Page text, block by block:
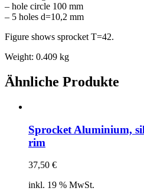
– hole circle 100 mm
– 5 holes d=10,2 mm
Figure shows sprocket T=42.
Weight: 0.409 kg
Ähnliche Produkte
Sprocket Aluminium,
rim
37,50 €
inkl. 19 % MwSt.